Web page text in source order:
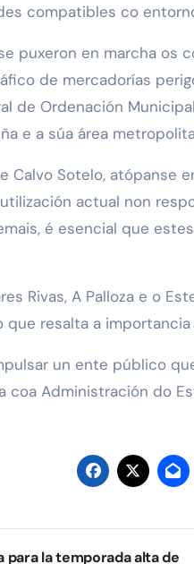
compatibles co
puxeron en marcha os
de mercadorías
de Ordenación
e a súa área
Calvo Sotelo,
actual non
é esencial que
Rivas, A Palloza e o
resalta a
un ente público
coa Administración do
para la temporada alta de